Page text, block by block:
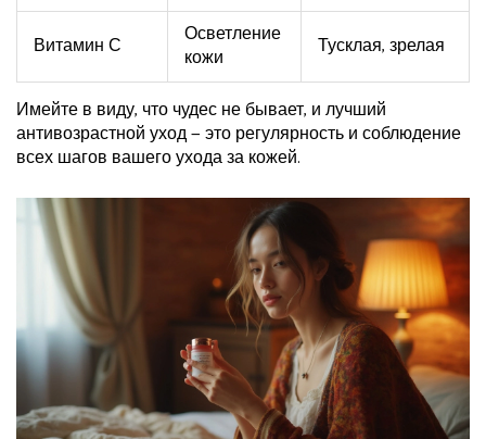
Витамин С
Осветление
кожи
Тусклая, зрелая
Имейте в виду, что чудес не бывает, и лучший
антивозрастной уход — это регулярность и соблюдение
всех шагов вашего ухода за кожей.